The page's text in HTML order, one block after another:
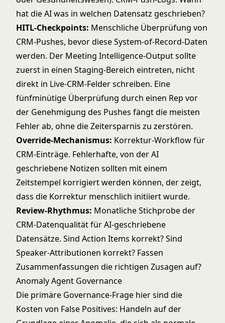
hat die AI was in welchen Datensatz geschrieben?
HITL-Checkpoints: Menschliche Überprüfung von
CRM-Pushes, bevor diese System-of-Record-Daten
werden. Der Meeting Intelligence-Output sollte
zuerst in einen Staging-Bereich eintreten, nicht
direkt in Live-CRM-Felder schreiben. Eine
fünfminütige Überprüfung durch einen Rep vor
der Genehmigung des Pushes fängt die meisten
Fehler ab, ohne die Zeitersparnis zu zerstören.
Override-Mechanismus: Korrektur-Workflow für
CRM-Einträge. Fehlerhafte, von der AI
geschriebene Notizen sollten mit einem
Zeitstempel korrigiert werden können, der zeigt,
dass die Korrektur menschlich initiiert wurde.
Review-Rhythmus: Monatliche Stichprobe der
CRM-Datenqualität für AI-geschriebene
Datensätze. Sind Action Items korrekt? Sind
Speaker-Attributionen korrekt? Fassen
Zusammenfassungen die richtigen Zusagen auf?
Anomaly Agent Governance
Die primäre Governance-Frage hier sind die
Kosten von False Positives: Handeln auf der